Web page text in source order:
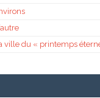
ville du « printemps